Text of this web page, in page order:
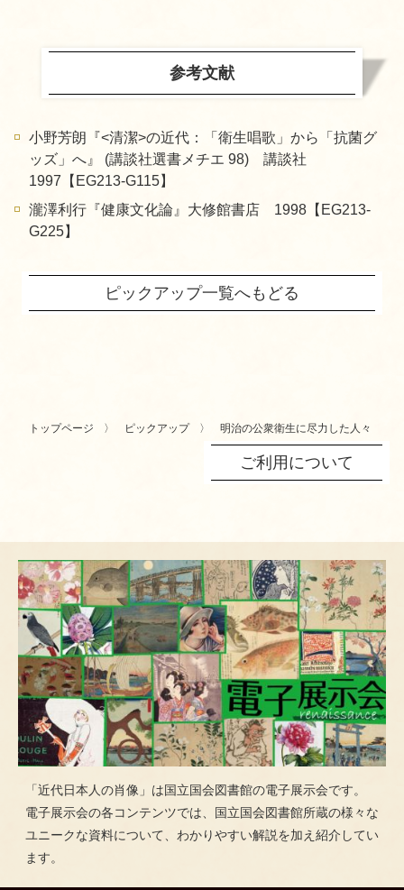
参考文献
小野芳朗『<清潔>の近代：「衛生唱歌」から「抗菌グ
ッズ」へ』 (講談社選書メチエ 98) 講談社
1997【EG213-G115】
瀧澤利行『健康文化論』大修館書店 1998【EG213-
G225】
ピックアップ一覧へもどる
トップページ ピックアップ 明治の公衆衛生に尽力した人々
ご利用について
「近代日本人の肖像」は国立国会図書館の電子展示会です。
電子展示会の各コンテンツでは、国立国会図書館所蔵の様々な
ユニークな資料について、わかりやすい解説を加え紹介してい
ます。